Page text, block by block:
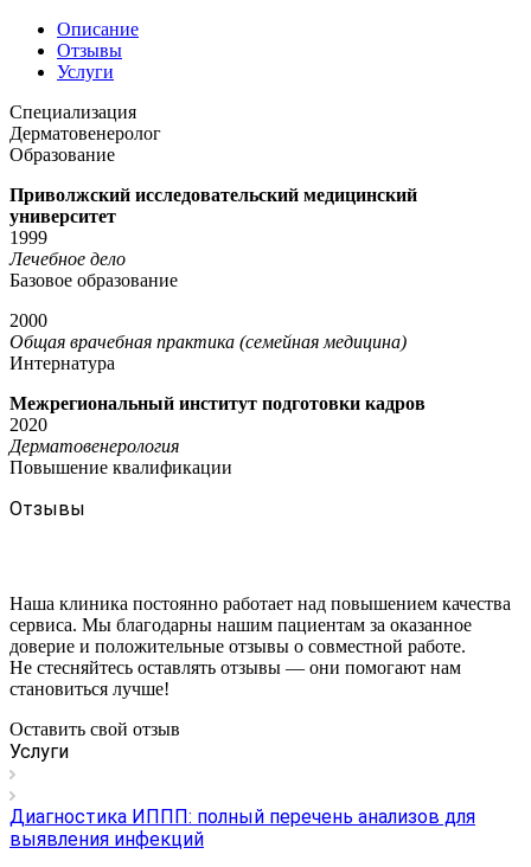
Описание
Отзывы
Услуги
Специализация
Дерматовенеролог
Образование
Приволжский исследовательский медицинский
университет
1999
Лечебное дело
Базовое образование
2000
Общая врачебная практика (семейная медицина)
Интернатура
Межрегиональный институт подготовки кадров
2020
Дерматовенерология
Повышение квалификации
Отзывы
Наша клиника постоянно работает над повышением качества
сервиса. Мы благодарны нашим пациентам за оказанное
доверие и положительные отзывы о совместной работе.
Не стесняйтесь оставлять отзывы — они помогают нам
становиться лучше!
Оставить свой отзыв
Услуги
Диагностика ИППП: полный перечень анализов для
выявления инфекций